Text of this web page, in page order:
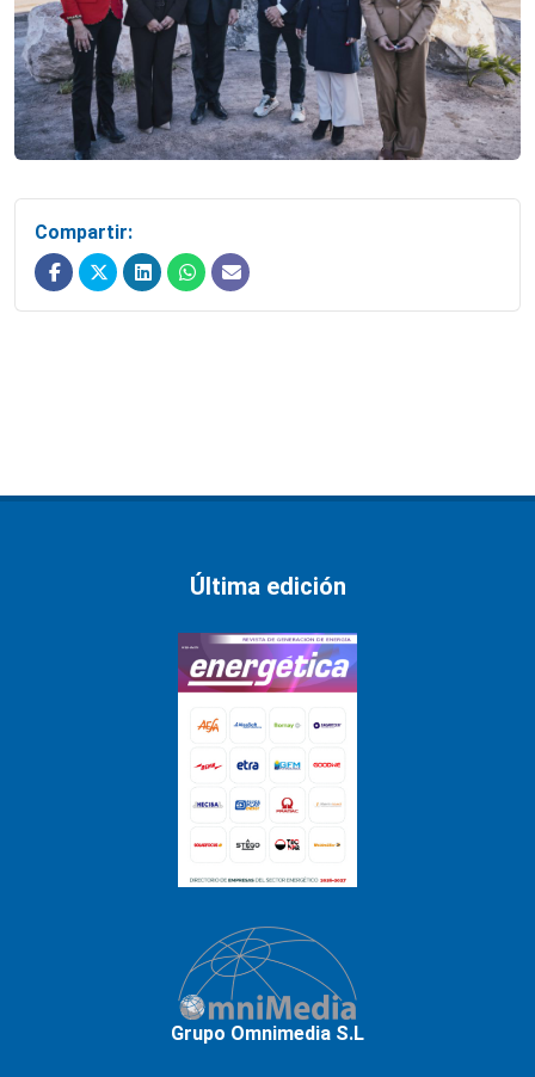
Compartir:
Última edición
Grupo Omnimedia S.L